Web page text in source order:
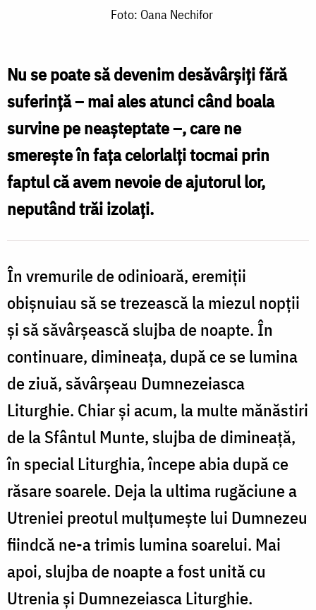
Foto: Oana Nechifor
Nu se poate să devenim desăvârșiți fără
suferință – mai ales atunci când boala
survine pe neașteptate –, care ne
smerește în fața celorlalți tocmai prin
faptul că avem nevoie de ajutorul lor,
neputând trăi izolați.
În vremurile de odinioară, eremiții
obișnuiau să se trezească la miezul nopții
și să săvârșească slujba de noapte. În
continuare, dimineața, după ce se lumina
de ziuă, săvârșeau Dumnezeiasca
Liturghie. Chiar și acum, la multe mănăstiri
de la Sfântul Munte, slujba de dimineață,
în special Liturghia, începe abia după ce
răsare soarele. Deja la ultima rugăciune a
Utreniei preotul mulțumește lui Dumnezeu
fiindcă ne-a trimis lumina soarelui. Mai
apoi, slujba de noapte a fost unită cu
Utrenia și Dumnezeiasca Liturghie.